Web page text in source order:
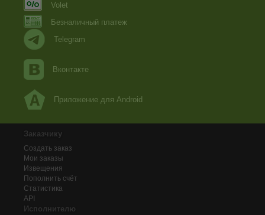
Volet
Безналичный платеж
Telegram
Вконтакте
Приложение для Android
Заказчику
Создать заказ
Мои заказы
Извещения
Пополнить счёт
Статистика
API
Исполнителю